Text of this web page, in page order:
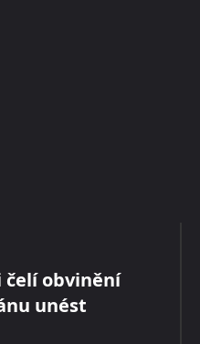
čelí obvinění
unést